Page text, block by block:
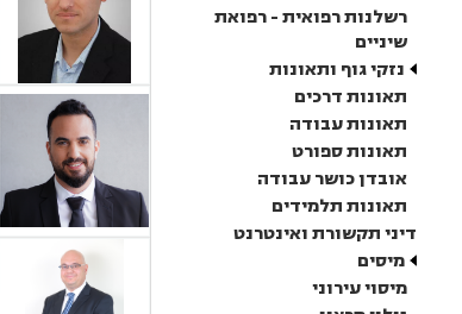
רשלנות רפואית - רפואת
שיניים
נזקי גוף ותאונות
תאונות דרכים
תאונות עבודה
תאונות ספורט
אובדן כושר עבודה
תאונות תלמידים
דיני תקשורת ואינטרנט
מיסים
מיסוי עירוני